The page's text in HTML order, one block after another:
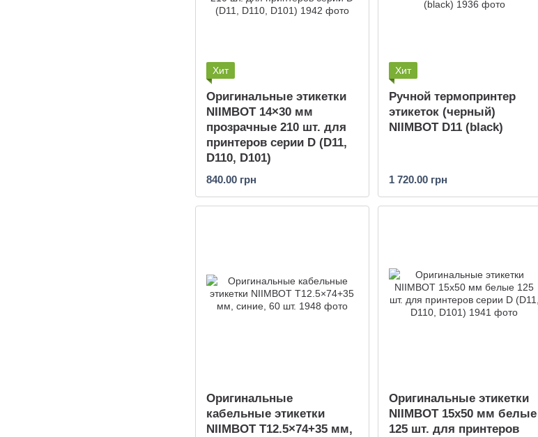
Хит
Оригинальные этикетки
NIIMBOT 14×30 мм
прозрачные 210 шт. для
принтеров серии D (D11,
D110, D101)
840.00 грн
Хит
Ручной термопринтер
этикеток (черный)
NIIMBOT D11 (black)
1 720.00 грн
Оригинальные
кабельные этикетки
NIIMBOT T12.5×74+35 мм,
Оригинальные этикетки
NIIMBOT 15х50 мм белые
125 шт. для принтеров